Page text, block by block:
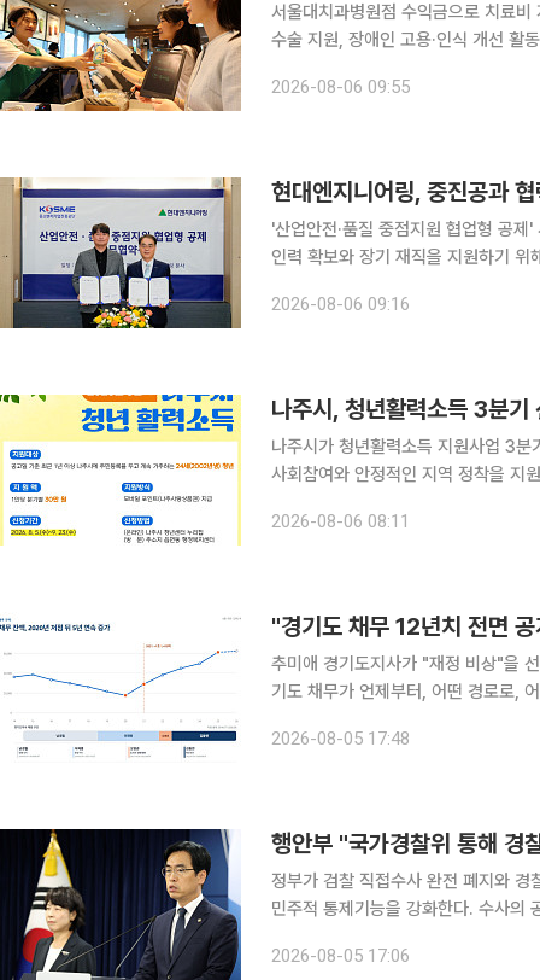
서울대치과병원점 수익금으로 치료
수술 지원, 장애인 고용·인식 개선 활동도 지속 스타벅스 코리아가 취약계층 장
교치과병원에서 기부금 전달식을 열
2026-08-06 09:55
현대엔지니어링, 중진공과
'산업안전·품질 중점지원 협업형 공제' 사업 협업 현대엔지니어링이 협력사
인력 확보와 장기 재직을 지원하기 위해 정
2026-08-06 09:16
나주시, 청년활력소득 3분기
나주시가 청년활력소득 지원사업 3분기 참여자를 모집한다.
사회참여와 안정적인 지역 정착을 지
2002년생 청년이다. 사회관계망서
2026-08-06 08:11
추미애 경기도지사가 "재정 비상"을
기도 채무가 언제부터, 어떤 경로로,
기도가 제출한 공식자료를 토대로
2026-08-05 17:48
행안부 "국가경찰위 통해 경
정부가 검찰 직접수사 완전 폐지와 경
민주적 통제기능을 강화한다. 수사의 공정성을 제고하
고유가 피해지원금 지급, 인공지능
2026-08-05 17:06